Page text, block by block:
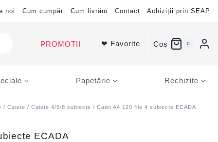
noi Cum cumpăr Cum livrăm Contact Achiziții prin SEAP
PROMOTII ❤ Favorite Cos 0
Papetărie Rechizite
/Caiete /Caiete 4/5/8 subiecte / Caiet A4 120 file 4 subiecte ECADA
ECADA